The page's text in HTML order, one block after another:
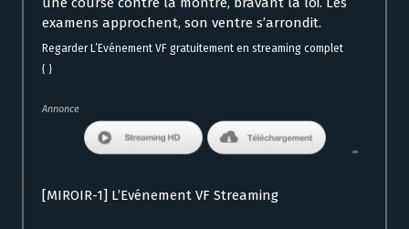
examens approchent, son ventre s’arrondit.
Regarder L’Evénement VF gratuitement en streaming complet
{ }
Annonce
[MIROIR-1] L’Evénement VF Streaming